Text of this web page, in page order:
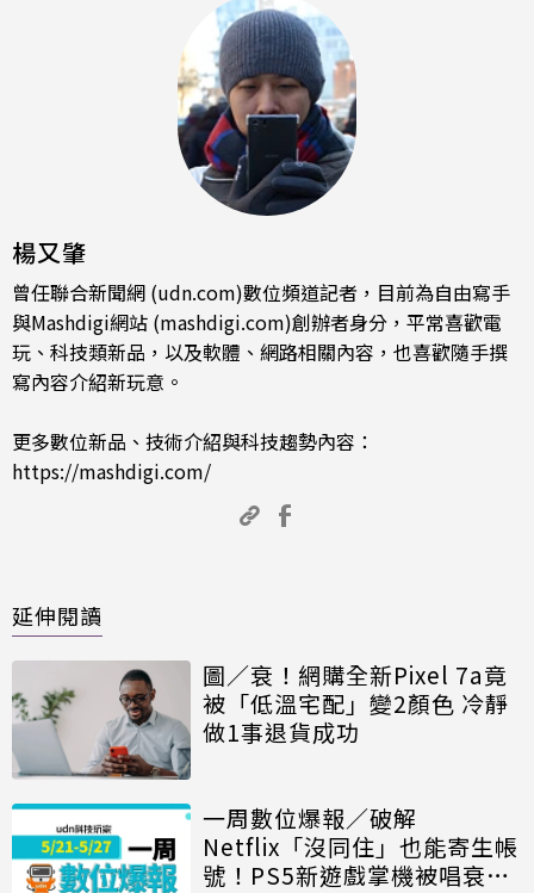
楊又肇
曾任聯合新聞網 (udn.com)數位頻道記者，目前為自由寫手
與Mashdigi網站 (mashdigi.com)創辦者身分，平常喜歡電
玩、科技類新品，以及軟體、網路相關內容，也喜歡隨手撰
寫內容介紹新玩意。
更多數位新品、技術介紹與科技趨勢內容：
https://mashdigi.com/
延伸閱讀
圖／衰！網購全新Pixel 7a竟
被「低溫宅配」變2顏色 冷靜
做1事退貨成功
一周數位爆報／破解
Netflix「沒同住」也能寄生帳
號！PS5新遊戲掌機被唱衰、